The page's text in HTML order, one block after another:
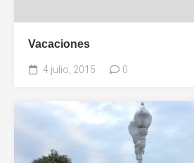
Vacaciones
4 julio, 2015 0